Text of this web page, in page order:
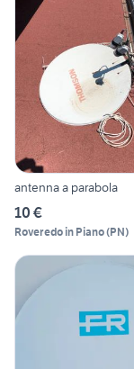
antenna a parabola
10 €
Roveredo in Piano(PN)